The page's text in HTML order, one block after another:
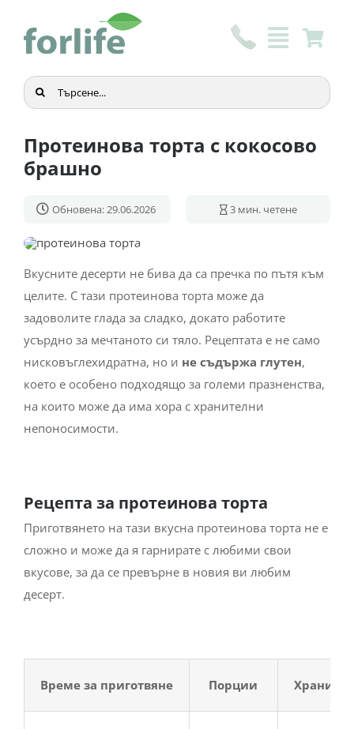
content
Търсене
...
Протеинова торта с кокосово
брашно
Обновена: 29.06.2026 3 мин. четене
Вкусните десерти не бива да са пречка по пътя към
целите. С тази протеинова торта може да
задоволите глада за сладко, докато работите
усърдно за мечтаното си тяло. Рецептата е не само
нисковъглехидратна, но и не съдържа глутен,
което е особено подходящо за големи празненства,
на които може да има хора с хранителни
непоносимости.
Рецепта за протеинова торта
Приготвянето на тази вкусна протеинова торта не е
сложно и може да я гарнирате с любими свои
вкусове, за да се превърне в новия ви любим
десерт.
Време за приготвяне Порции